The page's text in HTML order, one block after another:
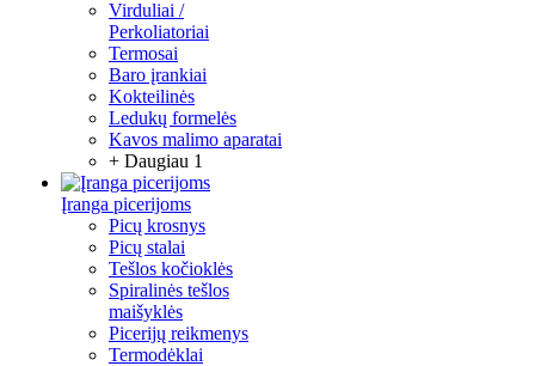
Virduliai /
Perkoliatoriai
Termosai
Baro įrankiai
Kokteilinės
Ledukų formelės
Kavos malimo aparatai
+ Daugiau 1
Įranga picerijoms
Picų krosnys
Picų stalai
Tešlos kočioklės
Spiralinės tešlos
maišyklės
Picerijų reikmenys
Termodėklai